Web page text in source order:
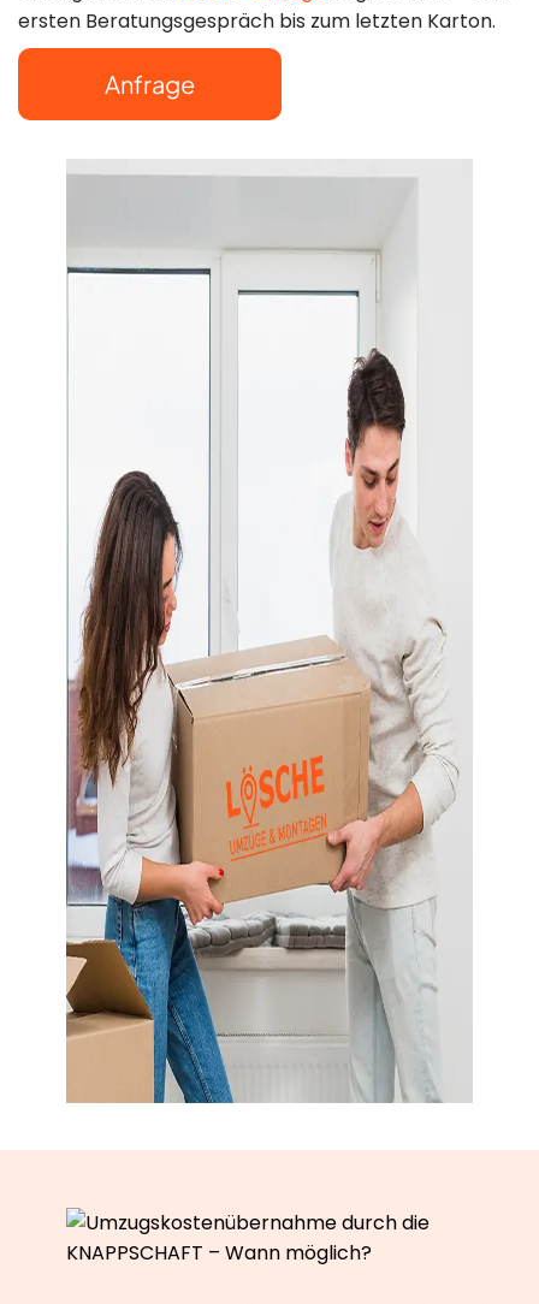
ersten Beratungsgespräch bis zum letzten Karton.
Anfrage